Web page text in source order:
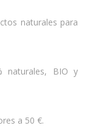
naturales para
naturales, BIO y
a 50 €.